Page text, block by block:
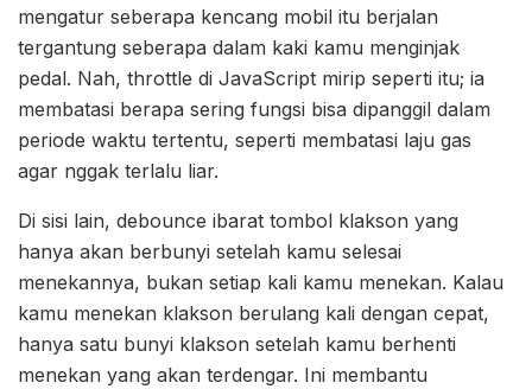
mengatur seberapa kencang mobil itu berjalan
tergantung seberapa dalam kaki kamu menginjak
pedal. Nah, throttle di JavaScript mirip seperti itu; ia
membatasi berapa sering fungsi bisa dipanggil dalam
periode waktu tertentu, seperti membatasi laju gas
agar nggak terlalu liar.
Di sisi lain, debounce ibarat tombol klakson yang
hanya akan berbunyi setelah kamu selesai
menekannya, bukan setiap kali kamu menekan. Kalau
kamu menekan klakson berulang kali dengan cepat,
hanya satu bunyi klakson setelah kamu berhenti
menekan yang akan terdengar. Ini membantu